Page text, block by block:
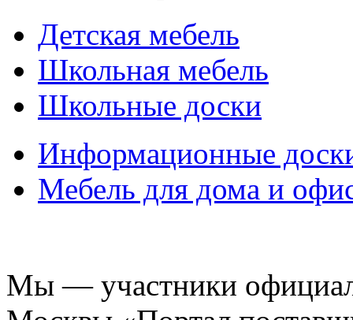
Детская мебель
Школьная мебель
Школьные доски
Информационные
Мебель для дома и
Мы — участники